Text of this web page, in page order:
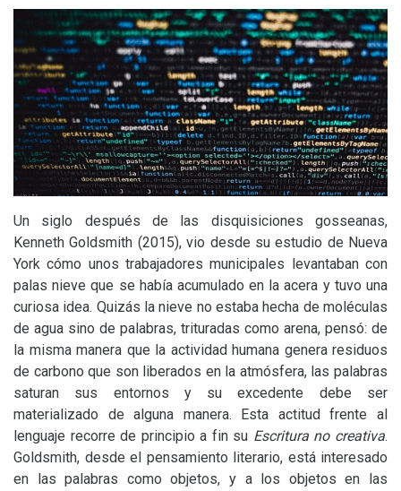
Un siglo después de las disquisiciones gosseanas,
Kenneth Goldsmith (2015), vio desde su estudio de Nueva
York cómo unos trabajadores municipales levantaban con
palas nieve que se había acumulado en la acera y tuvo una
curiosa idea. Quizás la nieve no estaba hecha de moléculas
de agua sino de palabras, trituradas como arena, pensó: de
la misma manera que la actividad humana genera residuos
de carbono que son liberados en la atmósfera, las palabras
saturan sus entornos y su excedente debe ser
materializado de alguna manera. Esta actitud frente al
lenguaje recorre de principio a fin su Escritura no creativa.
Goldsmith, desde el pensamiento literario, está interesado
en las palabras como objetos, y a los objetos en las